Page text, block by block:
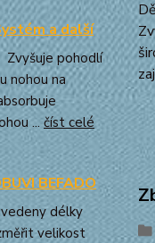
a další
pohodlí
nohou na
... číst celé
BEFADO
délky
velikost